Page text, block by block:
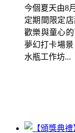
今個夏天由8
定期間限定
歡樂與童心
夢幻打卡場
水瓶工作坊...